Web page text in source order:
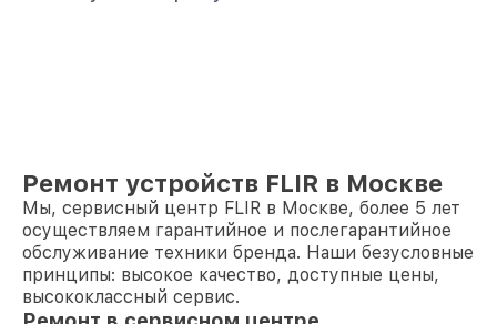
Ремонт устройств FLIR в Москве
Мы, сервисный центр FLIR в Москве, более 5 лет
осуществляем гарантийное и послегарантийное
обслуживание техники бренда. Наши безусловные
принципы: высокое качество, доступные цены,
высококлассный сервис.